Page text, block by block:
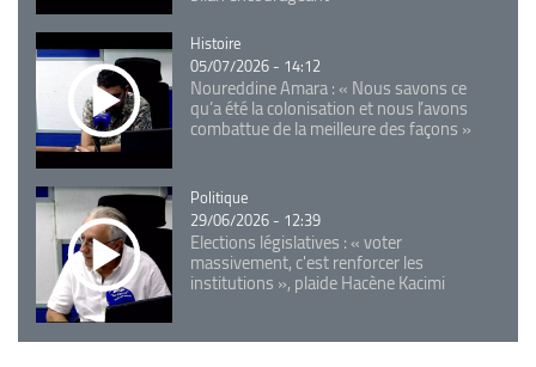
Catégorie
Histoire
05/07/2026 - 14:12
Noureddine Amara : « Nous savons ce
qu’a été la colonisation et nous l’avons
combattue de la meilleure des façons »
Catégorie
Politique
29/06/2026 - 12:39
Elections législatives : « voter
massivement, c'est renforcer les
institutions », plaide Hacène Kacimi